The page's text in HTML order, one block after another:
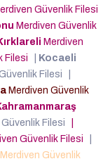
Güvenlik Filesi
Merdiven Güvenlik
Merdiven
Filesi
Kocaeli
Filesi
Merdiven Güvenlik
Filesi
Güvenlik Filesi
Merdiven Güvenlik